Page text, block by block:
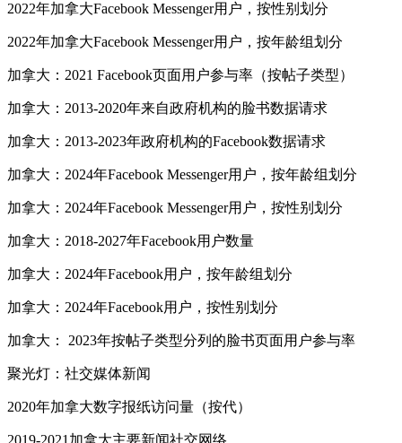
2022年加拿大Facebook Messenger用户，按性别划分
2022年加拿大Facebook Messenger用户，按年龄组划分
加拿大：2021 Facebook页面用户参与率（按帖子类型）
加拿大：2013-2020年来自政府机构的脸书数据请求
加拿大：2013-2023年政府机构的Facebook数据请求
加拿大：2024年Facebook Messenger用户，按年龄组划分
加拿大：2024年Facebook Messenger用户，按性别划分
加拿大：2018-2027年Facebook用户数量
加拿大：2024年Facebook用户，按年龄组划分
加拿大：2024年Facebook用户，按性别划分
加拿大： 2023年按帖子类型分列的脸书页面用户参与率
聚光灯：社交媒体新闻
2020年加拿大数字报纸访问量（按代）